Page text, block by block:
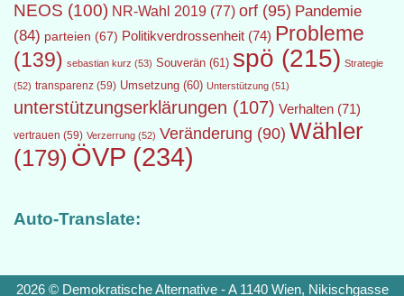
NEOS (100) NR-Wahl 2019 (77) orf (95) Pandemie
(84) parteien (67) Politikverdrossenheit (74) Probleme
(139) sebastian kurz (53) Souverän (61) spö (215) Strategie
(52) transparenz (59) Umsetzung (60) Unterstützung (51)
unterstützungserklärungen (107) Verhalten (71)
vertrauen (59) Verzerrung (52) Veränderung (90) Wähler
(179) ÖVP (234)
Auto-Translate:
2026 © Demokratische Alternative - A 1140 Wien, Nikischgasse